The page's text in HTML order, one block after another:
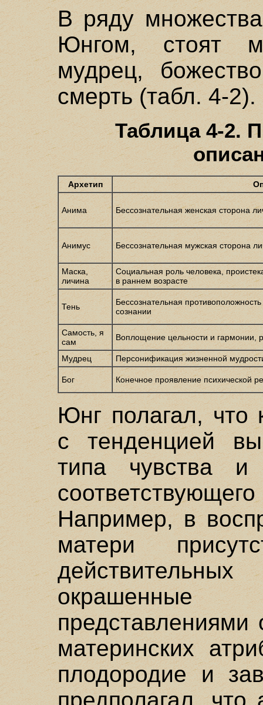
В ряду
Юнгом, стоят
мудрец,
смерть (табл. 4-2).
Таблица 4-2.
Архетип
Анима Бессознательная женская сторона
Анимус Бессознательная мужская сторона
Маска,
личина
Социальная роль человека,
в раннем возрасте
Тень
Бессознательная
сознании
Самость, я
сам
Воплощение цельности и гармонии,
Мудрец Персонификация жизненной
Бог Конечное проявление психической
Юнг полагал, что
с тенденцией
типа чувства
Например, в
матери
окрашенные
представлениями
материнских
плодородие и
предполагал, что